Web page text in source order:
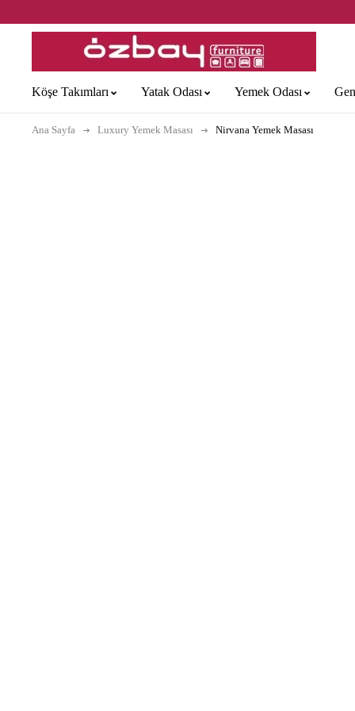
Köşe Takımları Yatak Odası Yemek Odası
Ana Sayfa Luxury Yemek Masası Nirvana Yemek Masası